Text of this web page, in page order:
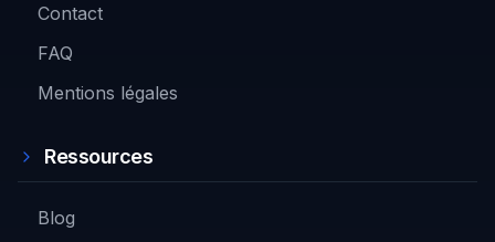
Contact
FAQ
Mentions légales
Ressources
Blog